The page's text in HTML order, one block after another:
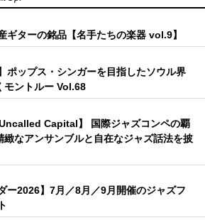
ギターの銘品【名手たちの楽器 vol.9】
ポップス・シンガーを目指したソウル界
モントルー Vol.68
Capital】 国際ジャズコンペの覇
なアンサンブルと自在なジャズ話法を披
ー2026】7月／8月／9月開催のジャズフ